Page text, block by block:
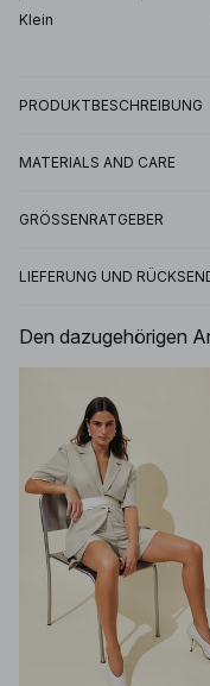
Klein
PRODUKTBESCHREIBUNG
MATERIALS AND CARE
GRÖSSENRATGEBER
LIEFERUNG UND
Den dazugehörigen